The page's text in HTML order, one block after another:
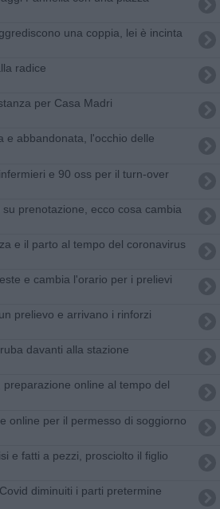
una coppia, lei è incinta
radice
per Casa Madri
e abbandonata, l'occhio delle
e 90 oss per il turn-over
su prenotazione, ecco cosa cambia
e il parto al tempo del coronavirus
e cambia l'orario per i prelievi
prelievo e arrivano i rinforzi
davanti alla stazione
preparazione online al tempo del
online per il permesso di soggiorno
e fatti a pezzi, prosciolto il figlio
diminuiti i parti pretermine